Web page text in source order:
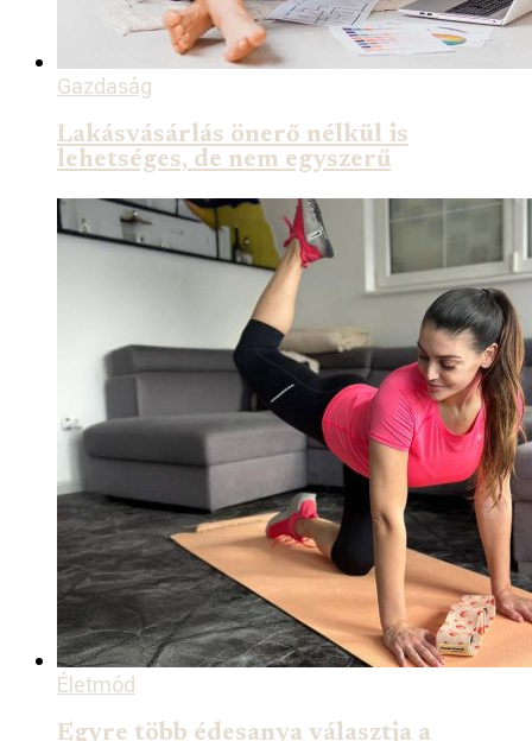
Gazdaság
Lakásvásárlás önerő nélkül is
lehetséges, de nem egyszerű
Életmód
Egyre több édesanya választja a